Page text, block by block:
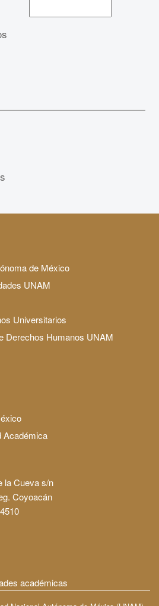
de México
UNAM
Universitarios
Derechos Humanos UNAM
Académica
la Cueva s/n
Coyoacán
académicas